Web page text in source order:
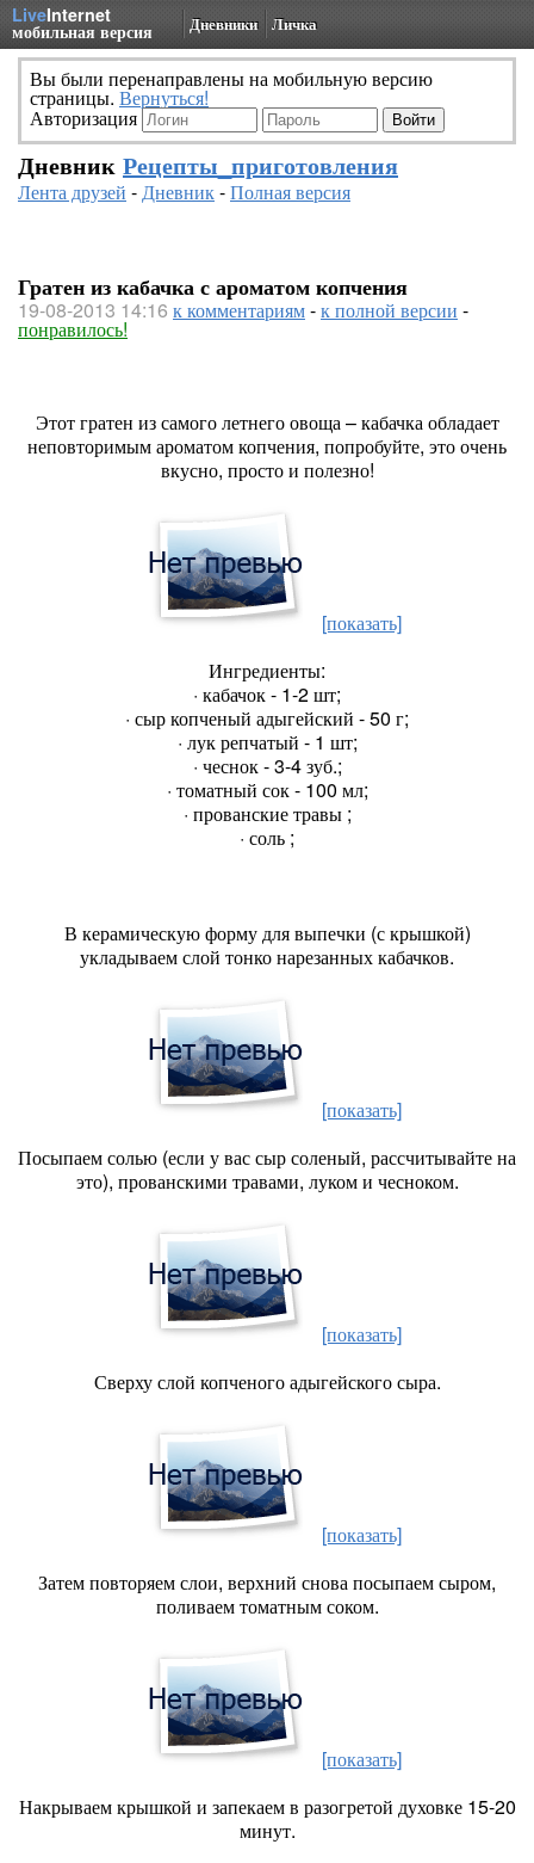
LiveInternet
мобильная версия Дневники Личка
Вы были перенаправлены на мобильную версию
страницы. Вернуться!
Авторизация
Дневник Рецепты_приготовления
Лента друзей -Дневник-Полная версия
Гратен из кабачка с ароматом копчения
19-08-2013 14:16 к комментариям-к полной версии -
понравилось!
Этот гратен из самого летнего овоща – кабачка обладает
неповторимым ароматом копчения, попробуйте, это очень
вкусно, просто и полезно!
[показать]
Ингредиенты:
· кабачок - 1-2 шт;
· сыр копченый адыгейский - 50 г;
· лук репчатый - 1 шт;
· чеснок - 3-4 зуб.;
· томатный сок - 100 мл;
· прованские травы ;
· соль ;
В керамическую форму для выпечки (с крышкой)
укладываем слой тонко нарезанных кабачков.
[показать]
Посыпаем солью (если у вас сыр соленый, рассчитывайте на
это), прованскими травами, луком и чесноком.
[показать]
Сверху слой копченого адыгейского сыра.
[показать]
Затем повторяем слои, верхний снова посыпаем сыром,
поливаем томатным соком.
[показать]
Накрываем крышкой и запекаем в разогретой духовке 15-20
минут.